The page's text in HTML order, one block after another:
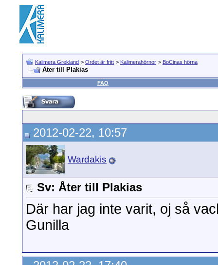
Kalimera Grekland > Ordet är fritt > Kalimerahörnor > BoCinas hörna
Åter till Plakias
FAQ
2012-02-22, 10:57
Wardakis
Sv: Åter till Plakias
Där har jag inte varit, oj så
Gunilla